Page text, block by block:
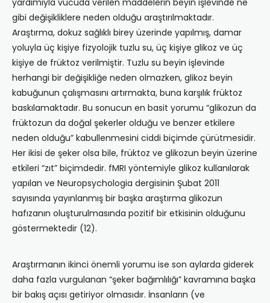
yardımıyla vücuda verilen maddelerin beyin işlevinde ne
gibi değişikliklere neden olduğu araştırılmaktadır.
Araştırma, dokuz sağlıklı birey üzerinde yapılmış, damar
yoluyla üç kişiye fizyolojik tuzlu su, üç kişiye glikoz ve üç
kişiye de früktoz verilmiştir. Tuzlu su beyin işlevinde
herhangi bir değişikliğe neden olmazken, glikoz beyin
kabuğunun çalışmasını artırmakta, buna karşılık früktoz
baskılamaktadır. Bu sonucun en basit yorumu “glikozun da
früktozun da doğal şekerler olduğu ve benzer etkilere
neden olduğu” kabullenmesini ciddi biçimde çürütmesidir.
Her ikisi de şeker olsa bile, früktoz ve glikozun beyin üzerine
etkileri “zıt” biçimdedir. fMRI yöntemiyle glikoz kullanılarak
yapılan ve Neuropsychologia dergisinin Şubat 2011
sayısında yayınlanmış bir başka araştırma glikozun
hafızanın oluşturulmasında pozitif bir etkisinin olduğunu
göstermektedir (12).
Araştırmanın ikinci önemli yorumu ise son aylarda giderek
daha fazla vurgulanan “şeker bağımlılığı” kavramına başka
bir bakış açısı getiriyor olmasıdır. İnsanların (ve